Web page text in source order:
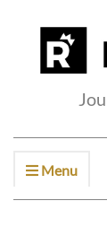
Menu